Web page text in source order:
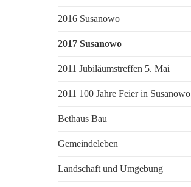
2016 Susanowo
2017 Susanowo
2011 Jubiläumstreffen 5. Mai
2011 100 Jahre Feier in Susanowo
Bethaus Bau
Gemeindeleben
Landschaft und Umgebung